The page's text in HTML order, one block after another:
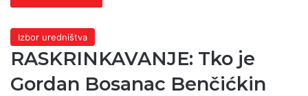
Izbor uredništva
RASKRINKAVANJE: Tko je
Gordan Bosanac Benčićkin